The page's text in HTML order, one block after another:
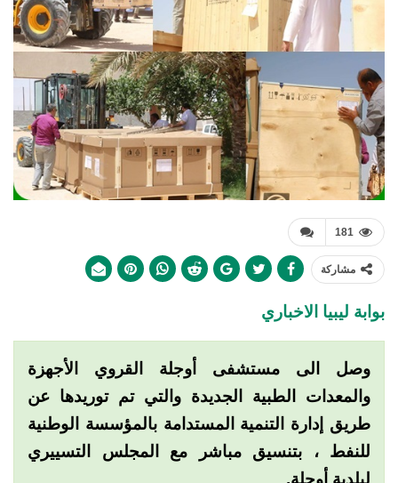
181
مشاركة
بوابة ليبيا الاخباري
وصل الى مستشفى أوجلة القروي الأجهزة
والمعدات الطبية الجديدة والتي تم توريدها عن
طريق إدارة التنمية المستدامة بالمؤسسة الوطنية
للنفط ، بتنسيق مباشر مع المجلس التسييري